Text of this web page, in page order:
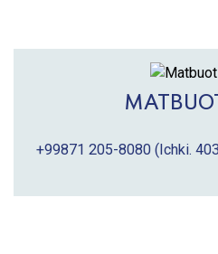
+99871 205-8080 (Ichki.